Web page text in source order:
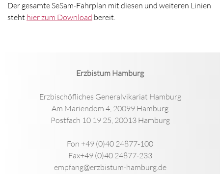
Der gesamte SeSam-Fahrplan mit diesen und weiteren Linien
steht hier zum Download bereit.
Erzbistum Hamburg
Erzbischöfliches Generalvikariat Hamburg
Am Mariendom 4, 20099 Hamburg
Postfach 10 19 25, 20013 Hamburg
Fon +49 (0)40 24877-100
Fax+49 (0)40 24877-233
empfang@erzbistum-hamburg.de